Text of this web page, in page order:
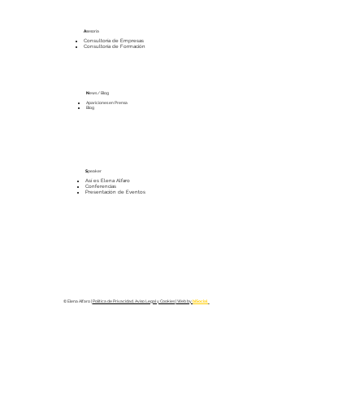
Asesoría
Consultoría de Empresas
Consultoría de Formación
News / Blog
Apariciones en Prensa
Blog
Speaker
Así es Elena Alfaro
Conferencias
Presentación de Eventos
© Elena Alfaro | Política de Privacidad, Aviso Legal y Cookies | Web bybiSocial